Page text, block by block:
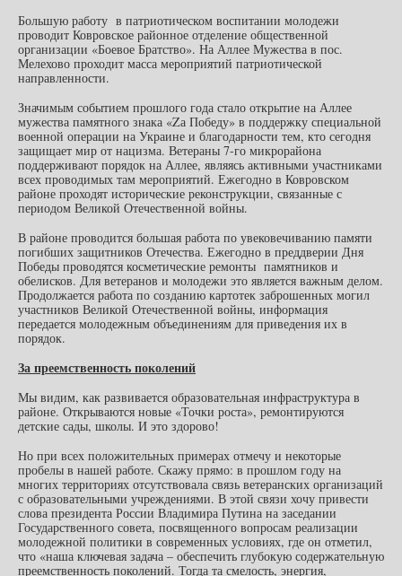
Большую работу в патриотическом воспитании молодежи
проводит Ковровское районное отделение общественной
организации «Боевое Братство». На Аллее Мужества в пос.
Мелехово проходит масса мероприятий патриотической
направленности.
Значимым событием прошлого года стало открытие на Аллее
мужества памятного знака «Zа Победу» в поддержку специальной
военной операции на Украине и благодарности тем, кто сегодня
защищает мир от нацизма. Ветераны 7-го микрорайона
поддерживают порядок на Аллее, являясь активными участниками
всех проводимых там мероприятий. Ежегодно в Ковровском
районе проходят исторические реконструкции, связанные с
периодом Великой Отечественной войны.
В районе проводится большая работа по увековечиванию памяти
погибших защитников Отечества. Ежегодно в преддверии Дня
Победы проводятся косметические ремонты памятников и
обелисков. Для ветеранов и молодежи это является важным делом.
Продолжается работа по созданию картотек заброшенных могил
участников Великой Отечественной войны, информация
передается молодежным объединениям для приведения их в
порядок.
За преемственность поколений
Мы видим, как развивается образовательная инфраструктура в
районе. Открываются новые «Точки роста», ремонтируются
детские сады, школы. И это здорово!
Но при всех положительных примерах отмечу и некоторые
пробелы в нашей работе. Скажу прямо: в прошлом году на
многих территориях отсутствовала связь ветеранских организаций
с образовательными учреждениями. В этой связи хочу привести
слова президента России Владимира Путина на заседании
Государственного совета, посвященного вопросам реализации
молодежной политики в современных условиях, где он отметил,
что «наша ключевая задача – обеспечить глубокую содержательную
преемственность поколений. Тогда та смелость, энергия,